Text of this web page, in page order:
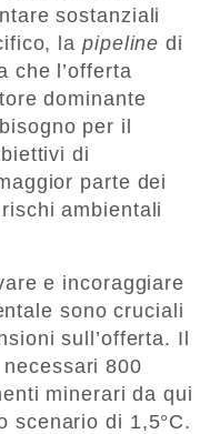
sostanziali
la pipelinedi
che l’offerta
dominante
per il
di
parte dei
ambientali
e incoraggiare
sono cruciali
sull’offerta. Il
800
minerari da qui
scenario di 1,5°C.